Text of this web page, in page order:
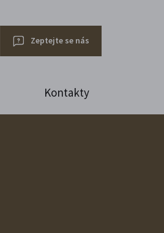
Zeptejte se nás
Kontakty